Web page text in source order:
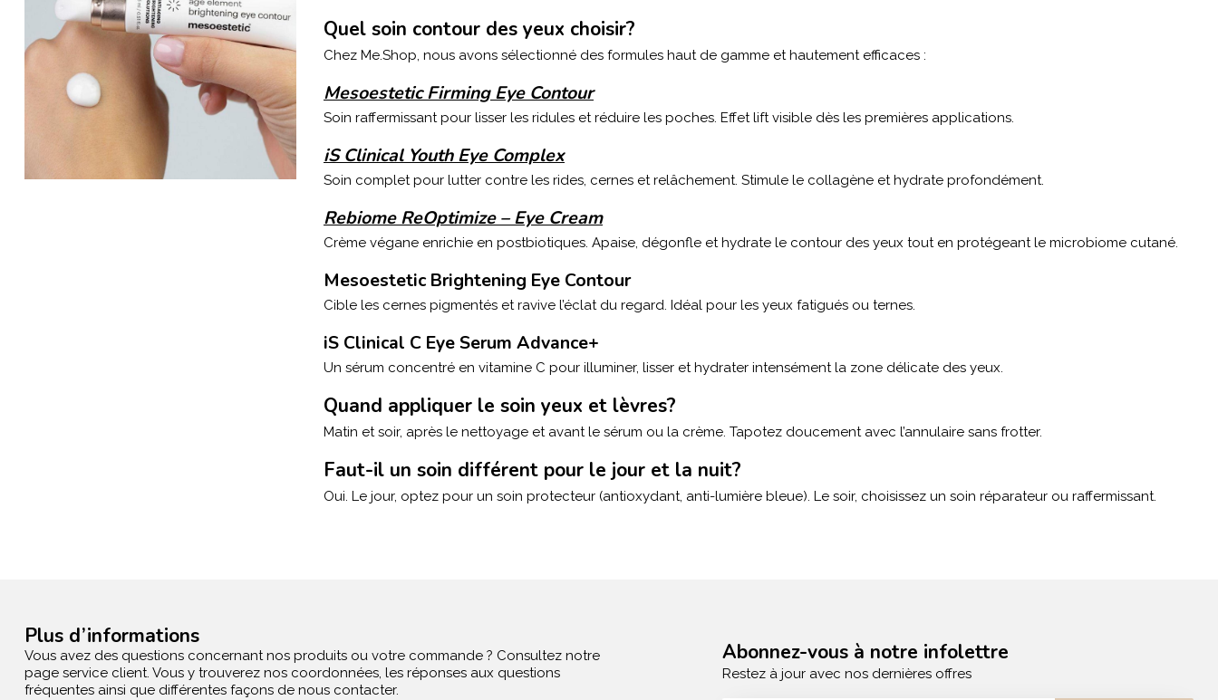
Quel soin contour des yeux choisir?
Chez Me.Shop, nous avons sélectionné des formules haut de gamme et hautement efficaces :
Mesoestetic Firming Eye Contour
Soin raffermissant pour lisser les ridules et réduire les poches. Effet lift visible dès les premières applications.
iS Clinical Youth Eye Complex
Soin complet pour lutter contre les rides, cernes et relâchement. Stimule le collagène et hydrate profondément.
Rebiome ReOptimize – Eye Cream
Crème végane enrichie en postbiotiques. Apaise, dégonfle et hydrate le contour des yeux tout en protégeant le microbiome cutané.
Mesoestetic Brightening Eye Contour
Cible les cernes pigmentés et ravive l’éclat du regard. Idéal pour les yeux fatigués ou ternes.
iS Clinical C Eye Serum Advance+
Un sérum concentré en vitamine C pour illuminer, lisser et hydrater intensément la zone délicate des yeux.
Quand appliquer le soin yeux et lèvres?
Matin et soir, après le nettoyage et avant le sérum ou la crème. Tapotez doucement avec l’annulaire sans frotter.
Faut-il un soin différent pour le jour et la nuit?
Oui. Le jour, optez pour un soin protecteur (antioxydant, anti-lumière bleue). Le soir, choisissez un soin réparateur ou raffermissant.
Plus d’informations
Vous avez des questions concernant nos produits ou votre commande ? Consultez notre
page service client. Vous y trouverez nos coordonnées, les réponses aux questions
fréquentes ainsi que différentes façons de nous contacter.
Abonnez-vous à notre infolettre
Restez à jour avec nos dernières offres